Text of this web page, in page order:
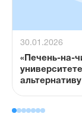
30.01.2026
«Печень-на-